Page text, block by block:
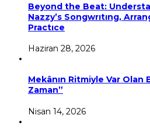
Beyond the Beat:
Nazzy’s Songwrıtıng,
Practıce
Haziran 28, 2026
Mekânın Ritmiyle Var Olan
Zaman”
Nisan 14, 2026